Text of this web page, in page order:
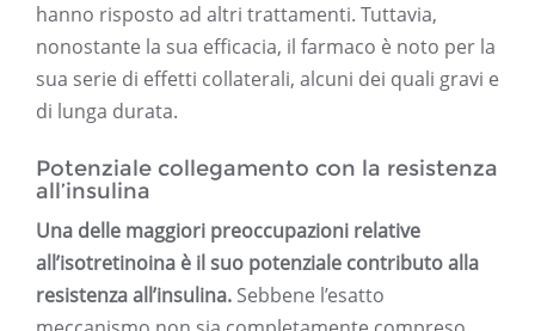
hanno risposto ad altri trattamenti. Tuttavia,
nonostante la sua efficacia, il farmaco è noto per la
sua serie di effetti collaterali, alcuni dei quali gravi e
di lunga durata.
Potenziale collegamento con la resistenza
all’insulina
Una delle maggiori preoccupazioni relative
all’isotretinoina è il suo potenziale contributo alla
resistenza all’insulina. Sebbene l’esatto